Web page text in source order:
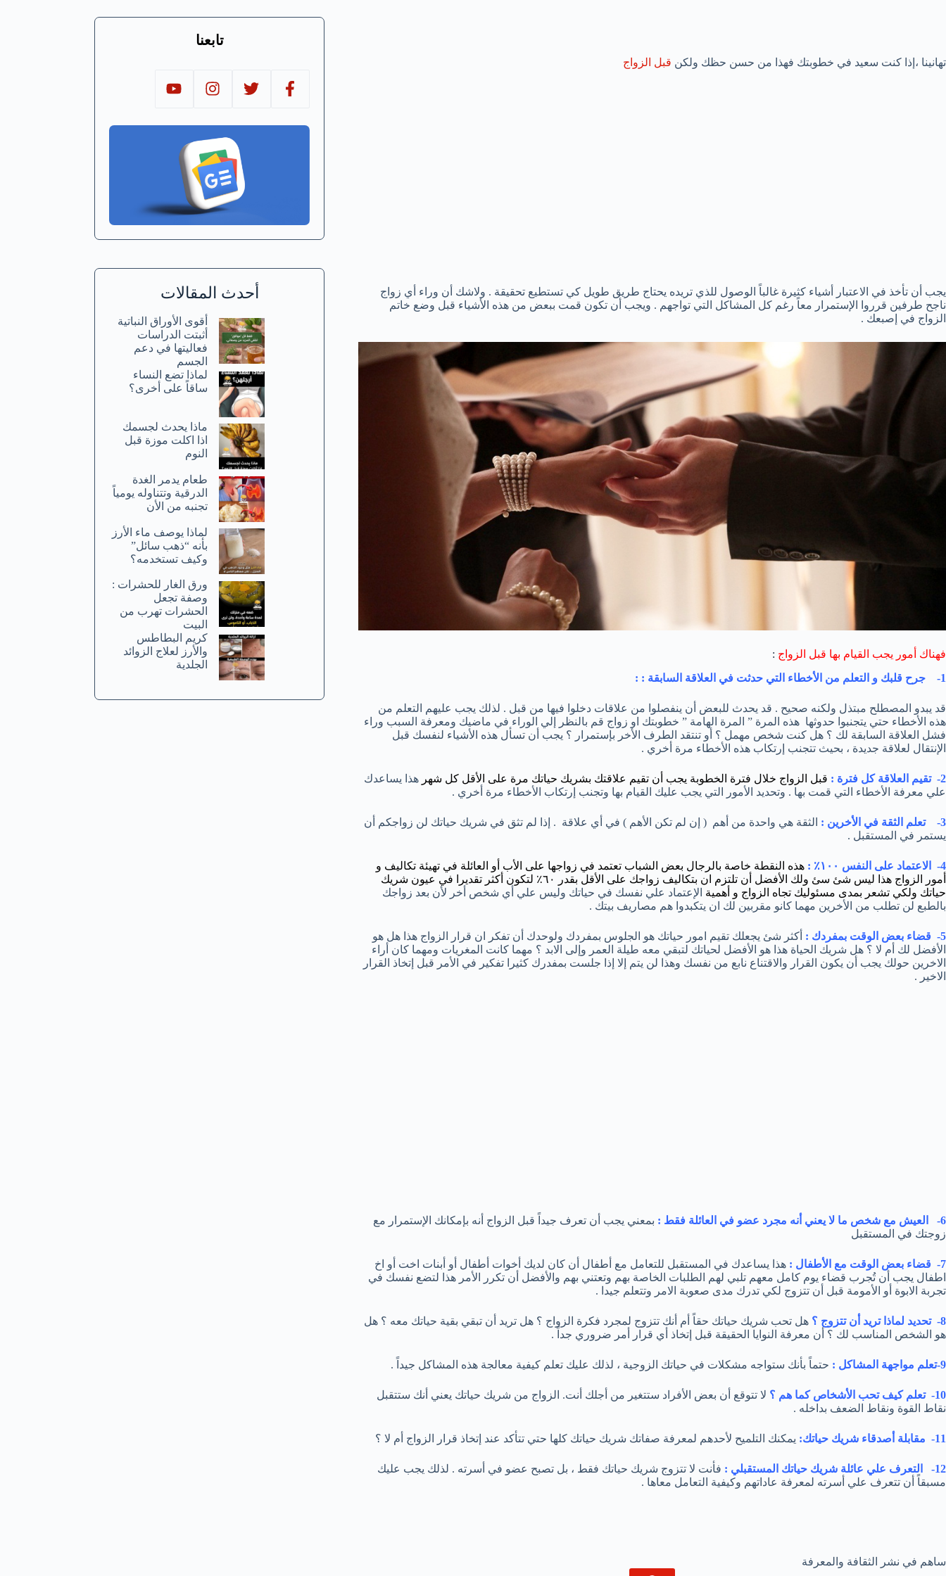
تهانينا ،إذا كنت سعيد في خطوبتك فهذا من حسن حظك ولكن قبل الزواج
يجب أن تأخذ في الاعتبار أشياء كثيرة غالباً الوصول للذي تريده يحتاج طريق طويل كي تستطيع تحقيقة . ولاشك أن وراء أي زواج
ناجح طرفين قرروا الإستمرار معاً رغم كل المشاكل التي تواجهم . ويجب أن تكون قمت ببعض من هذه الأشياء قبل وضع خاتم
الزواج في إصبعك .
فهناك أمور يجب القيام بها قبل الزواج :
1- جرح قلبك و التعلم من الأخطاء التي حدثت في العلاقة السابقة : :
قد يبدو المصطلح مبتذل ولكنه صحيح . قد يحدث للبعض أن ينفصلوا من علاقات دخلوا فيها من قبل . لذلك يجب عليهم التعلم من
هذه الأخطاء حتي يتجنبوا حدوثها هذه المرة ” المرة الهامة ” خطوبتك او زواج قم بالنظر إلي الوراء في ماضيك ومعرفة السبب وراء
فشل العلاقة السابقة لك ؟ هل كنت شخص مهمل ؟ أو تنتقد الطرف الأخر بإستمرار ؟ يجب أن تسأل هذه الأشياء لنفسك قبل
الإنتقال لعلاقة جديدة ، بحيث تتجنب إرتكاب هذه الأخطاء مرة أخري .
2- تقيم العلاقة كل فترة : قبل الزواج خلال فترة الخطوبة يجب أن تقيم علاقتك بشريك حياتك مرة على الأقل كل شهر هذا يساعدك
علي معرفة الأخطاء التي قمت بها . وتحديد الأمور التي يجب عليك القيام بها وتجنب إرتكاب الأخطاء مرة أخري .
3- تعلم الثقة في الأخرين :
الثقة هي واحدة من أهم ( إن لم تكن الأهم ) في أي علاقة . إذا لم تثق في شريك حياتك لن زواجكم أن
يستمر في المستقبل .
4- الاعتماد على النفس ١٠٠٪ : هذه النقطة خاصة بالرجال بعض الشباب تعتمد في زواجها على الأب أو العائلة في تهيئة تكاليف و
أمور الزواج هذا ليس شئ سئ ولك الأفضل أن تلتزم ان بتكاليف زواجك على الأقل بقدر ٦٠٪ لتكون أكثر تقديرا في عيون شريك
حياتك ولكي تشعر بمدى مسئوليك تجاه الزواج و أهمية الإعتماد علي نفسك في حياتك وليس علي أي شخص أخر لأن بعد زواجك
بالطبع لن تطلب من الأخرين مهما كانو مقربين لك ان يتكبدوا هم مصاريف بيتك .
5- قضاء بعض الوقت بمفردك :
أكثر شئ يجعلك تقيم امور حياتك هو الجلوس بمفردك ولوحدك أن تفكر ان قرار الزواج هذا هل هو
الأفضل لك أم لا ؟ هل شريك الحياة هذا هو الأفضل لحياتك لتبقي معه طيلة العمر وإلى الابد ؟ مهما كانت المغريات ومهما كان أراء
الاخرين حولك يجب أن يكون القرار والاقتناع نابع من نفسك وهذا لن يتم إلا إذا جلست بمفدرك كثيرا تفكير في الأمر قبل إتخاذ القرار
الاخير .
6- العيش مع شخص ما لا يعني أنه مجرد عضو في العائلة فقط :
بمعني يجب أن تعرف جيداً قبل الزواج أنه بإمكانك الإستمرار مع
زوجتك في المستقبل
7- قضاء بعض الوقت مع الأطفال :
هذا يساعدك في المستقبل للتعامل مع أطفال أن كان لديك أخوات أطفال أو أبنات اخت أو اخ
اطفال يجب أن تُجرب قضاء يوم كامل معهم تلبي لهم الطلبات الخاصة بهم وتعتني بهم والأفضل أن تكرر الأمر هذا لتضع نفسك في
تجربة الابوة أو الأمومة قبل أن تتزوج لكي تدرك مدى صعوبة الامر وتتعلم جيدا .
8- تحديد لماذا تريد أن تتزوج ؟
هل تحب شريك حياتك حقاً أم أنك تتزوج لمجرد فكرة الزواج ؟ هل تريد أن تبقي بقية حياتك معه ؟ هل
هو الشخص المناسب لك ؟ أن معرفة النوايا الحقيقة قبل إتخاذ أي قرار أمر ضروري جداً .
9-تعلم مواجهة المشاكل : حتماً بأنك ستواجه مشكلات في حياتك الزوجية ، لذلك عليك تعلم كيفية معالجة هذه المشاكل جيداً .
10- تعلم كيف تحب الأشخاص كما هم ؟
لا تتوقع أن بعض الأفراد ستتغير من أجلك أنت. الزواج من شريك حياتك يعني أنك ستتقبل
نقاط القوة ونقاط الضعف بداخله .
11- مقابلة أصدقاء شريك حياتك: يمكنك التلميح لأحدهم لمعرفة صفاتك شريك حياتك كلها حتي تتأكد عند إتخاذ قرار الزواج أم لا ؟
12- التعرف علي عائلة شريك حياتك المستقبلي :
فأنت لا تتزوج شريك حياتك فقط ، بل تصبح عضو في أسرته . لذلك يجب عليك
مسبقاً أن تتعرف علي أسرته لمعرفة عاداتهم وكيفية التعامل معاها .
ساهم في نشر الثقافة والمعرفة
تابعنا
أحدث المقالات
أقوى الأوراق النباتية
أثبتت الدراسات
فعاليتها في دعم
الجسم
لماذا تضع النساء
ساقاً على أخرى؟
ماذا يحدث لجسمك
اذا اكلت موزة قبل
النوم
طعام يدمر الغدة
الدرقية وتتناوله يومياً
تجنبه من الأن
لماذا يوصف ماء الأرز
بأنه “ذهب سائل”
وكيف تستخدمه؟
ورق الغار للحشرات :
وصفة تجعل
الحشرات تهرب من
البيت
كريم البطاطس
والأرز لعلاج الزوائد
الجلدية